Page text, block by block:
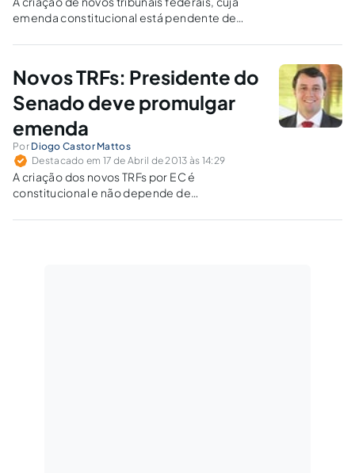
emenda constitucional está pendente de
objetiva, valorando os prós e os contras (sem
Novos TRFs: Presidente do
Senado deve promulgar
emenda
Por Diogo Castor Mattos
Destacado em 17 de Abril de 2013 às 14:29
A criação dos novos TRFs por EC é
constitucional e não depende de
aprovada a PEC, o presidente do Senado tem